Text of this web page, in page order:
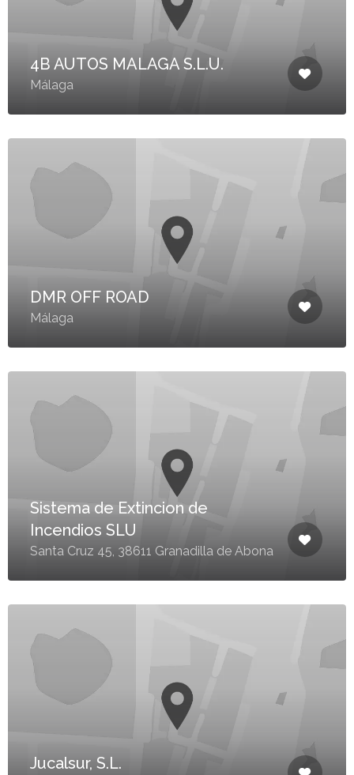
4B AUTOS MALAGA S.L.U.
Málaga
DMR OFF ROAD
Málaga
Sistema de Extincion de
Incendios SLU
Santa Cruz 45, 38611 Granadilla de Abona
Jucalsur, S.L.